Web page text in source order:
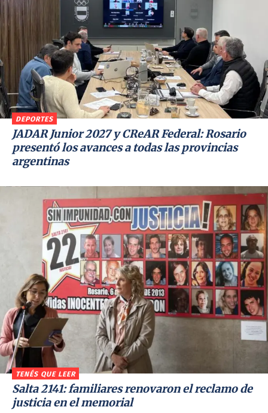
DEPORTES
JADAR Junior 2027 y CReAR Federal: Rosario
presentó los avances a todas las provincias
argentinas
TENÉS QUE LEER
Salta 2141: familiares renovaron el reclamo de
justicia en el memorial